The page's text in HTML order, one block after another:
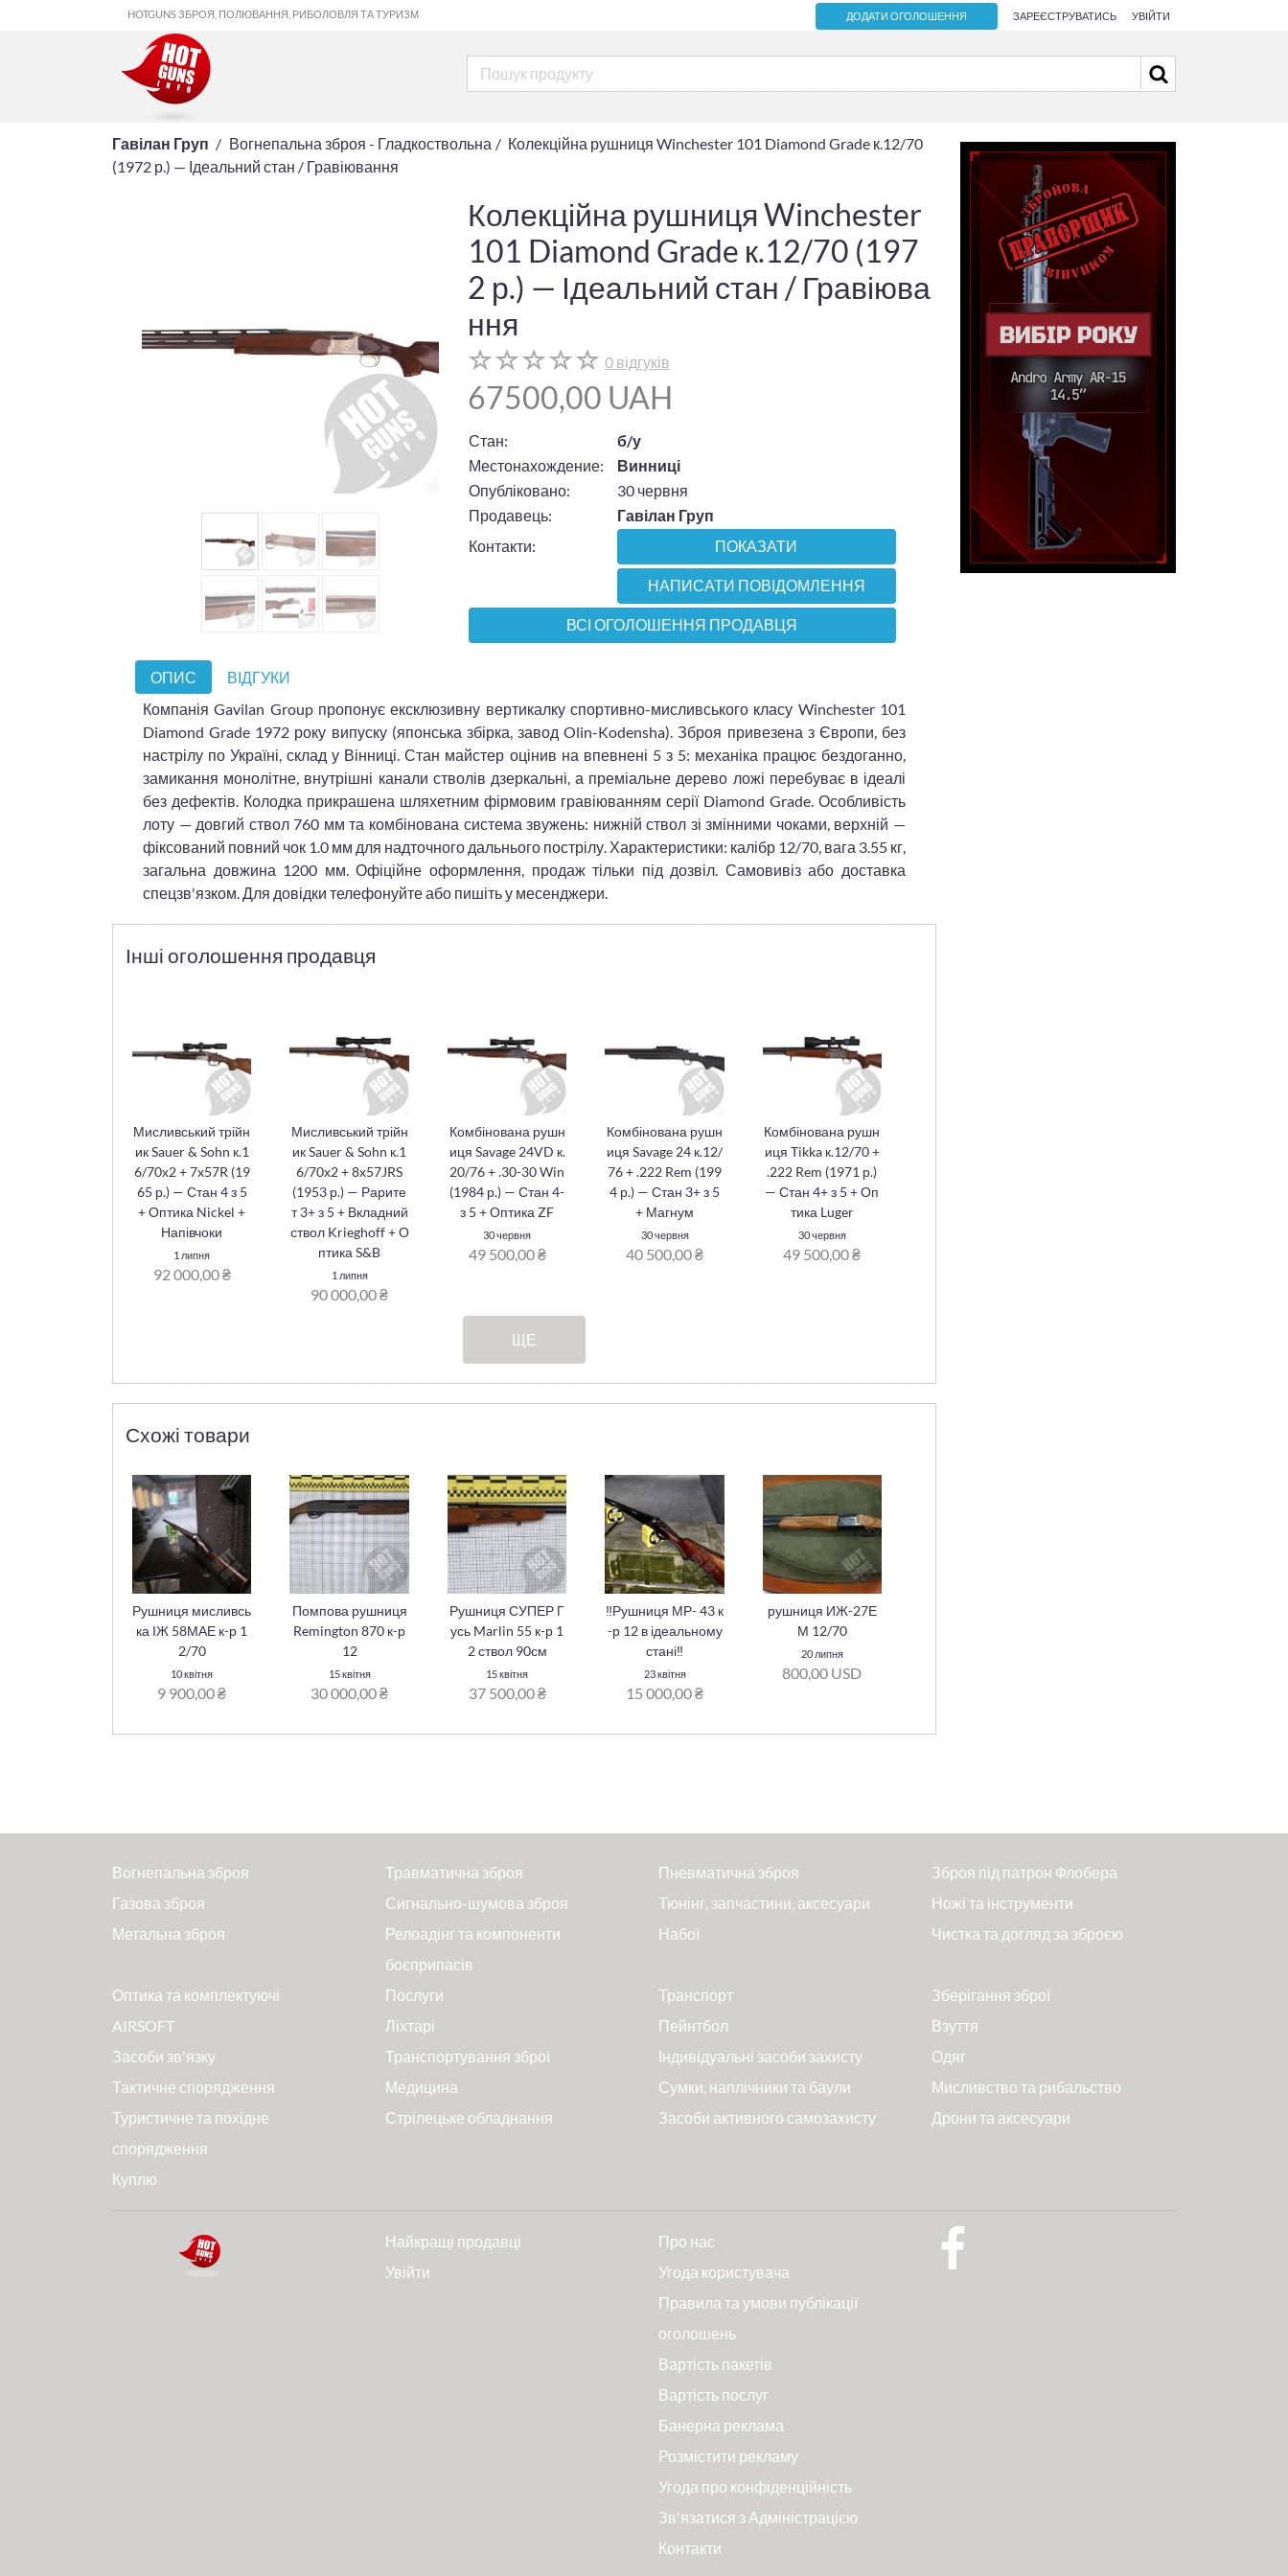
HOTGUNS ЗБРОЯ, ПОЛЮВАННЯ, РИБОЛОВЛЯ ТА ТУРИЗМ ДОДАТИ ОГОЛОШЕННЯ ЗАРЕЄСТРУВАТИСЬ УВІЙТИ
Гавілан Груп Вогнепальна зброя - Гладкоствольна
Колекційна рушниця Winchester 101 Diamond Grade к.12/70
(1972 р.) — Ідеальний стан / Гравіювання
Колекційна рушниця Winchester
101 Diamond Grade к.12/70 (197
2 р.) — Ідеальний стан / Гравіюва
ння
0 відгуків
67500,00 UAH
Стан:
б/у
Местонахождение:
Винниці
Опубліковано:
30 червня
Продавець:
Гавілан Груп
Контакти:
ПОКАЗАТИ
НАПИСАТИ ПОВІДОМЛЕННЯ
ВСІ ОГОЛОШЕННЯ ПРОДАВЦЯ
ОПИС
ВІДГУКИ
Компанія Gavilan Group пропонує ексклюзивну вертикалку спортивно-мисливського класу Winchester 101
Diamond Grade 1972 року випуску (японська збірка, завод Olin-Kodensha). Зброя привезена з Європи, без
настрілу по Україні, склад у Вінниці. Стан майстер оцінив на впевнені 5 з 5: механіка працює бездоганно,
замикання монолітне, внутрішні канали стволів дзеркальні, а преміальне дерево ложі перебуває в ідеалі
без дефектів. Колодка прикрашена шляхетним фірмовим гравіюванням серії Diamond Grade. Особливість
лоту — довгий ствол 760 мм та комбінована система звужень: нижній ствол зі змінними чоками, верхній —
фіксований повний чок 1.0 мм для надточного дальнього пострілу. Характеристики: калібр 12/70, вага 3.55 кг,
загальна довжина 1200 мм. Офіційне оформлення, продаж тільки під дозвіл. Самовивіз або доставка
спецзв'язком. Для довідки телефонуйте або пишіть у месенджери.
Інші оголошення продавця
Мисливський трійн
ик Sauer & Sohn к.1
6/70х2 + 7x57R (19
65 р.) — Стан 4 з 5
+ Оптика Nickel +
Напівчоки
1 липня
92 000,00 ₴
Мисливський трійн
ик Sauer & Sohn к.1
6/70х2 + 8x57JRS
(1953 р.) — Рарите
т 3+ з 5 + Вкладний
ствол Krieghoff + О
птика S&B
1 липня
90 000,00 ₴
Комбінована рушн
иця Savage 24VD к.
20/76 + .30-30 Win
(1984 р.) — Стан 4-
з 5 + Оптика ZF
30 червня
49 500,00 ₴
Комбінована рушн
иця Savage 24 к.12/
76 + .222 Rem (199
4 р.) — Стан 3+ з 5
+ Магнум
30 червня
40 500,00 ₴
Комбінована рушн
иця Tikka к.12/70 +
.222 Rem (1971 р.)
— Стан 4+ з 5 + Оп
тика Luger
30 червня
49 500,00 ₴
ЩЕ
Схожі товари
Рушниця мисливсь
ка ІЖ 58МАЕ к-р 1
2/70
10 квітня
9 900,00 ₴
Помпова рушниця
Remington 870 к-р
12
15 квітня
30 000,00 ₴
Рушниця СУПЕР Г
усь Marlin 55 к-р 1
2 ствол 90см
15 квітня
37 500,00 ₴
‼️Рушниця МР- 43 к
-р 12 в ідеальному
стані‼️
23 квітня
15 000,00 ₴
рушниця ИЖ-27Е
М 12/70
20 липня
800,00 USD
Вогнепальна зброя Травматична зброя Пневматична зброя
Зброя під патрон Флобера
Газова зброя
Сигнально-шумова зброя Тюнінг, запчастини, аксесуари
Ножі та інструменти
Метальна зброя
Релоадінг та компоненти
боєприпасів
Набої Чистка та догляд за зброєю
Оптика та комплектуючі Послуги Транспорт
Зберігання зброї
AIRSOFT
Ліхтарі Пейнтбол
Взуття
Засоби зв'язку
Транспортування зброї Індивідуальні засоби захисту
Одяг
Тактичне спорядження
Медицина Сумки, наплічники та баули
Мисливство та рибальство
Туристичне та похідне
спорядження
Стрілецьке обладнання Засоби активного самозахисту Дрони та аксесуари
Куплю
Найкращі продавці
Увійти
Про нас
Угода користувача
Правила та умови публікації
оголошень
Вартість пакетів
Вартість послуг
Банерна реклама
Розмістити рекламу
Угода про конфіденційність
Зв'язатися з Адміністрацією
Контакти